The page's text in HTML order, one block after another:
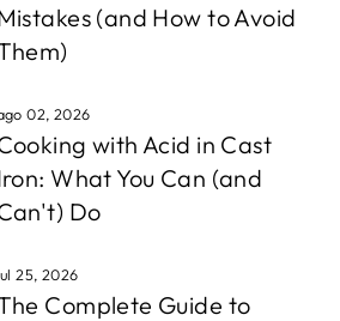
(and How to Avoid
02, 2026
with Acid in Cast
What You Can (and
Do
25, 2026
Complete Guide to